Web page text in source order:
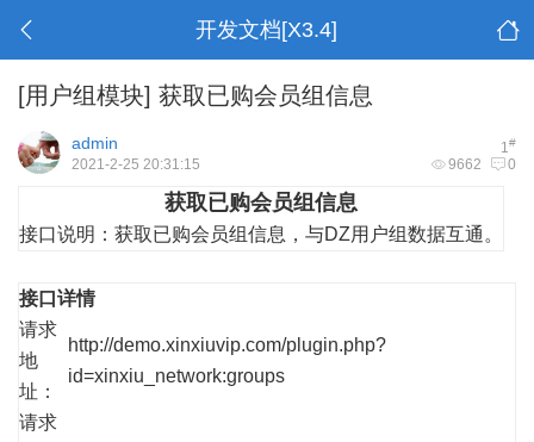
开发文档[X3.4]
[用户组模块] 获取已购会员组信息
1#
admin
9662 0
2021-2-25 20:31:15
获取已购会员组信息
接口说明： 获取已购会员组信息，与DZ用户组数据互通。
接口详情
请求
地
址：
http://demo.xinxiuvip.com/plugin.php?
id=xinxiu_network:groups
请求